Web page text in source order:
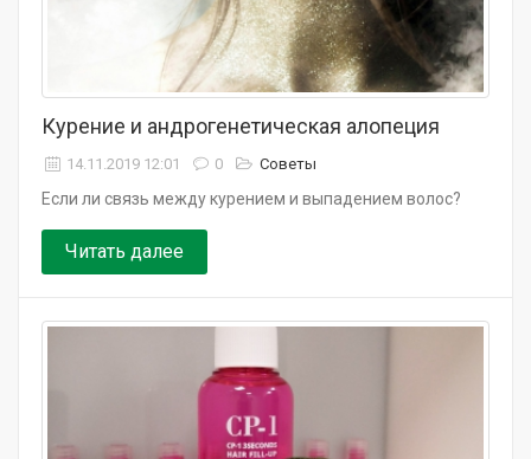
Курение и андрогенетическая алопеция
14.11.2019 12:01 0 Советы
Если ли связь между курением и выпадением волос?
Читать далее